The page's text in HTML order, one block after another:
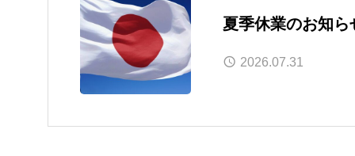
夏季休業のお知ら
2026.07.31